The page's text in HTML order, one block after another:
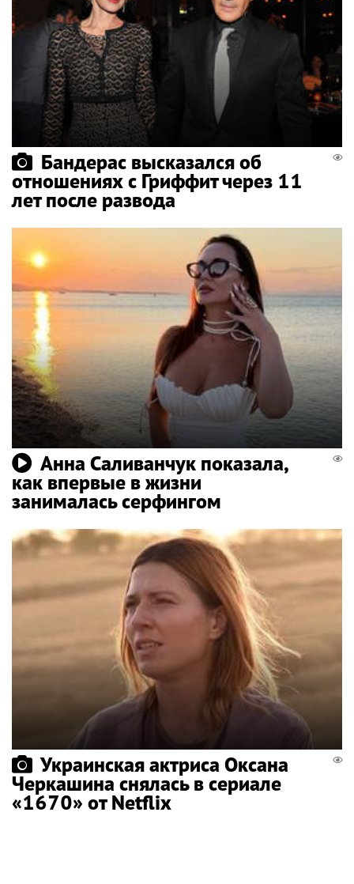
Бандерас высказался об
отношениях с Гриффит через 11
лет после развода
Анна Саливанчук показала,
как впервые в жизни
занималась серфингом
Украинская актриса Оксана
Черкашина снялась в сериале
«1670» от Netflix